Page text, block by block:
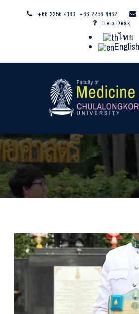
+66 2256 4183, +66 2256 4462
Help Desk
ไทย
English